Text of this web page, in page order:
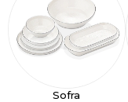
Sofra